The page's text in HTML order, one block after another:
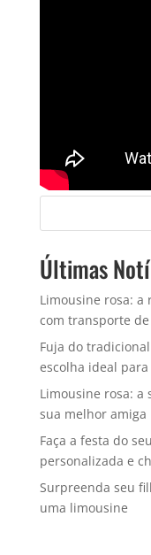
Últimas
Limousine rosa: a
com transporte
Fuja do
escolha ideal
Limousine rosa:
sua melhor
Faça a festa do
personalizada e
Surpreenda seu
uma limousine